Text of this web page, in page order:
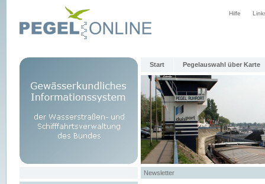
Hilfe
Start Pegelauswahl über Karte
Newsletter